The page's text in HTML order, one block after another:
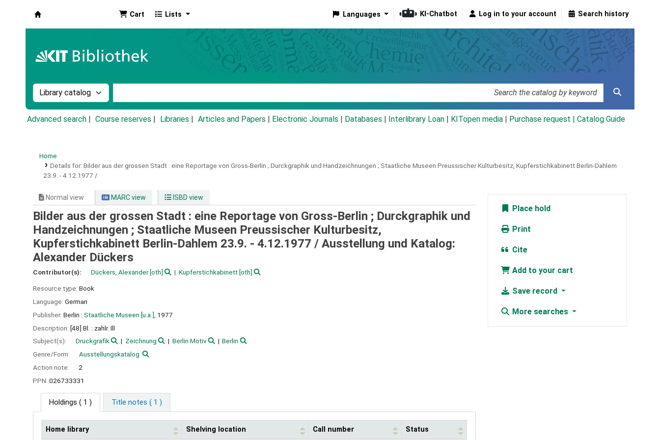
Cart Lists Languages KI-Chatbot Log in to your account Search history
Search the catalog by:
Advanced search Course reserves Libraries Articles and Papers Electronic Journals Databases Interlibrary Loan KITopen media Purchase request | Catalog Guide
Home
Details for: Bilder aus der grossen Stadt : eine Reportage von Gross-Berlin ; Durckgraphik und Handzeichnungen ; Staatliche Museen Preussischer Kulturbesitz, Kupferstichkabinett Berlin-Dahlem
23.9. - 4.12.1977 /
Normal view MARC view ISBD view
Bilder aus der grossen Stadt : eine Reportage von Gross-Berlin ; Durckgraphik und
Handzeichnungen ; Staatliche Museen Preussischer Kulturbesitz,
Kupferstichkabinett Berlin-Dahlem 23.9. - 4.12.1977 / Ausstellung und Katalog:
Alexander Dückers
Contributor(s): Dückers, Alexander[oth] Kupferstichkabinett[oth]
Resource type: Book
Language: German
Publisher: Berlin : Staatliche Museen [u.a.], 1977
Description: [48] Bl. : zahlr. Ill
Subject(s):
Druckgrafik Zeichnung Berlin Motiv
Berlin
Genre/Form:
Ausstellungskatalog
Action note:
2
PPN: 026733331
Holdings ( 1 ) Title notes ( 1 )
Home library Shelving location Call number Status
Place hold
Print
Cite
Add to your cart
Save record
More searches